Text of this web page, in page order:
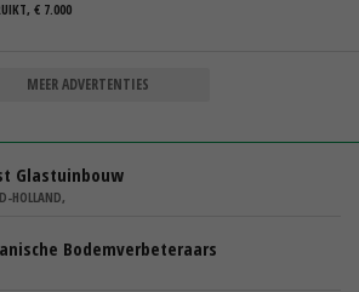
€ 7.000
MEER ADVERTENTIES
Glastuinbouw
HOLLAND,
Bodemverbeteraars